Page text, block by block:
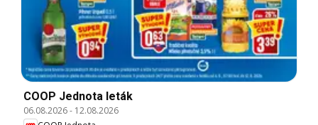
COOP Jednota leták
06.08.2026- 12.08.2026